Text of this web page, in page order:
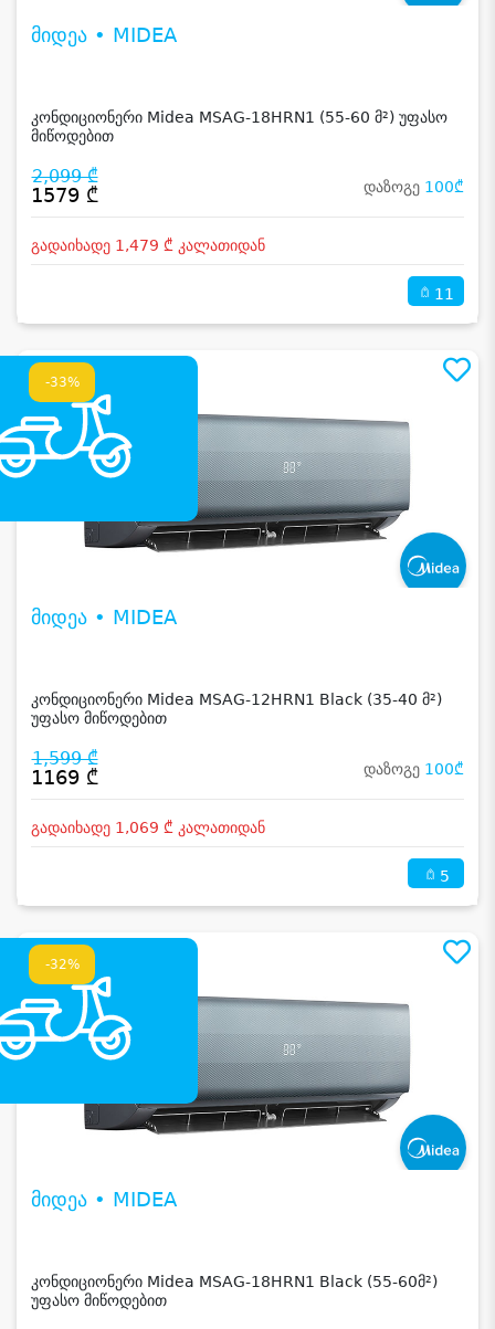
მიდეა • MIDEA
კონდიციონერი Midea MSAG-18HRN1 (55-60 მ²) უფასო
მიწოდებით
2,099 ₾
1579 ₾ დაზოგე 100₾
გადაიხადე 1,479 ₾ კალათიდან
11
-33%
მიდეა • MIDEA
კონდიციონერი Midea MSAG-12HRN1 Black (35-40 მ²)
უფასო მიწოდებით
1,599 ₾
1169 ₾ დაზოგე 100₾
გადაიხადე 1,069 ₾ კალათიდან
5
-32%
მიდეა • MIDEA
კონდიციონერი Midea MSAG-18HRN1 Black (55-60მ²)
უფასო მიწოდებით